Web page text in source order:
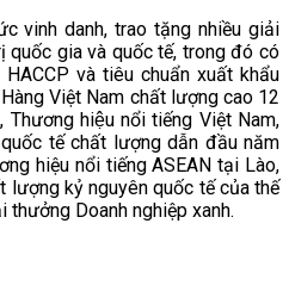
vinh danh, trao tặng nhiều giải
quốc gia và quốc tế, trong đó có
và tiêu chuẩn xuất khẩu
Việt Nam chất lượng cao 12
Thương hiệu nổi tiếng Việt Nam,
tế chất lượng dẫn đầu năm
hiệu nổi tiếng ASEAN tại Lào,
lượng kỷ nguyên quốc tế của thế
thưởng Doanh nghiệp xanh.